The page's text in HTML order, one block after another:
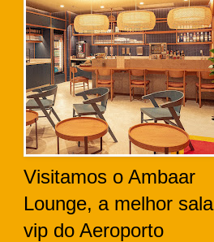
Visitamos o Ambaar
Lounge, a melhor sala
vip do Aeroporto